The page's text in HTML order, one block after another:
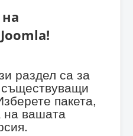
раздел са за
пакета,
на вашата